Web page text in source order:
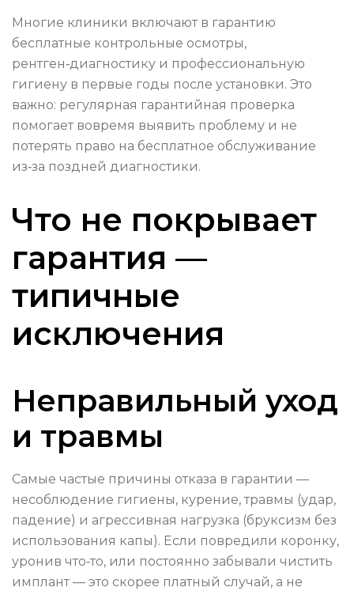
Многие клиники включают в гарантию
бесплатные контрольные осмотры,
рентген‑диагностику и профессиональную
гигиену в первые годы после установки. Это
важно: регулярная гарантийная проверка
помогает вовремя выявить проблему и не
потерять право на бесплатное обслуживание
из‑за поздней диагностики.
Что не покрывает
гарантия —
типичные
исключения
Неправильный уход
и травмы
Самые частые причины отказа в гарантии —
несоблюдение гигиены, курение, травмы (удар,
падение) и агрессивная нагрузка (бруксизм без
использования капы). Если повредили коронку,
уронив что‑то, или постоянно забывали чистить
имплант — это скорее платный случай, а не